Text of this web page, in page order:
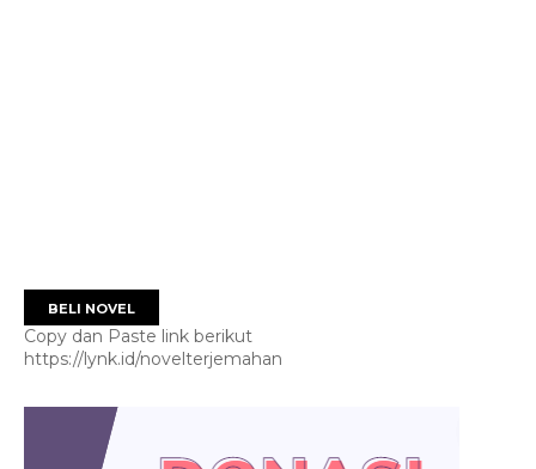
BELI NOVEL
Copy dan Paste link berikut
https://lynk.id/novelterjemahan